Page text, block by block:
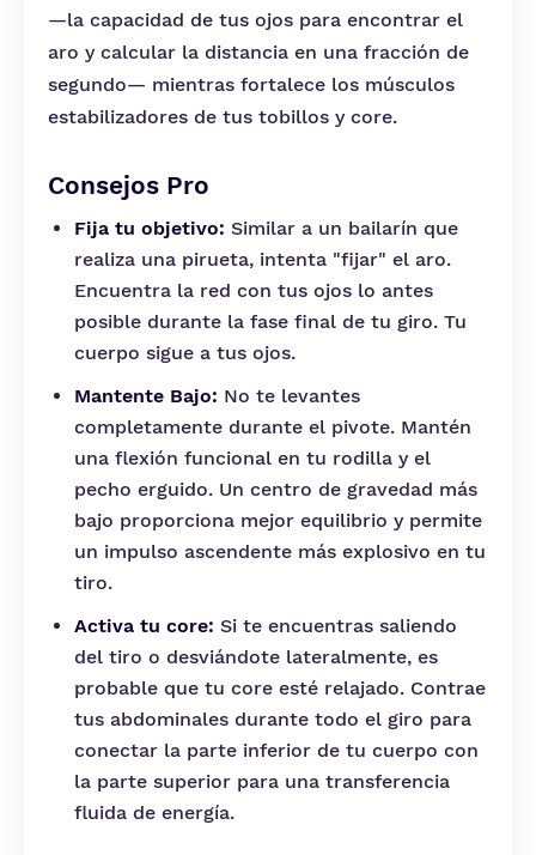
—la capacidad de tus ojos para encontrar el
aro y calcular la distancia en una fracción de
segundo— mientras fortalece los músculos
estabilizadores de tus tobillos y core.
Consejos Pro
Fija tu objetivo: Similar a un bailarín que
realiza una pirueta, intenta "fijar" el aro.
Encuentra la red con tus ojos lo antes
posible durante la fase final de tu giro. Tu
cuerpo sigue a tus ojos.
Mantente Bajo: No te levantes
completamente durante el pivote. Mantén
una flexión funcional en tu rodilla y el
pecho erguido. Un centro de gravedad más
bajo proporciona mejor equilibrio y permite
un impulso ascendente más explosivo en tu
tiro.
Activa tu core: Si te encuentras saliendo
del tiro o desviándote lateralmente, es
probable que tu core esté relajado. Contrae
tus abdominales durante todo el giro para
conectar la parte inferior de tu cuerpo con
la parte superior para una transferencia
fluida de energía.